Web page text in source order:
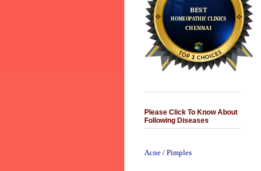
Please Click To Know About
Following Diseases
Acne / Pimples